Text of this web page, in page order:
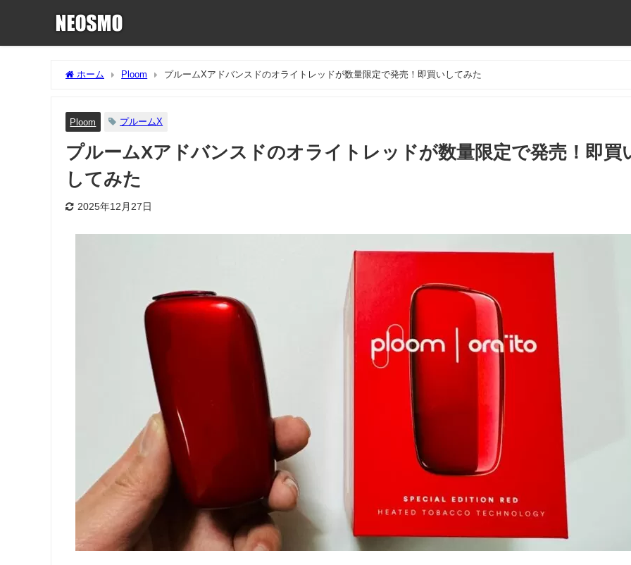
ホーム Ploom プルームXアドバンスドのオライトレッドが数量限定で発売！即買いしてみた
Ploom プルームX
プルームXアドバンスドのオライトレッドが数量限定で発売！即買
してみた
2025年12月27日